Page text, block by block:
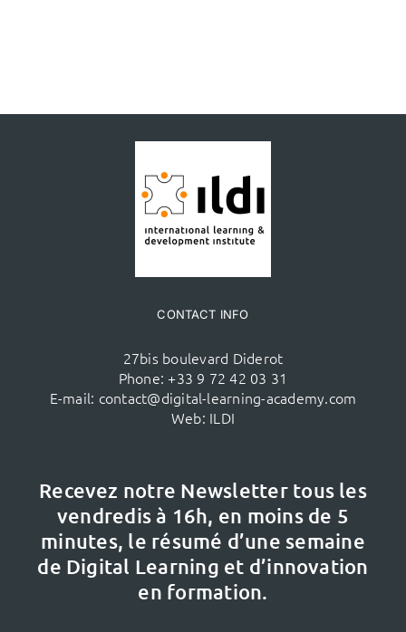
CONTACT INFO
27bis boulevard Diderot
Phone: +33 9 72 42 03 31
E-mail: contact@digital-learning-academy.com
Web: ILDI
Recevez notre Newsletter tous les
vendredis à 16h, en moins de 5
minutes, le résumé d’une semaine
de Digital Learning et d’innovation
en formation.